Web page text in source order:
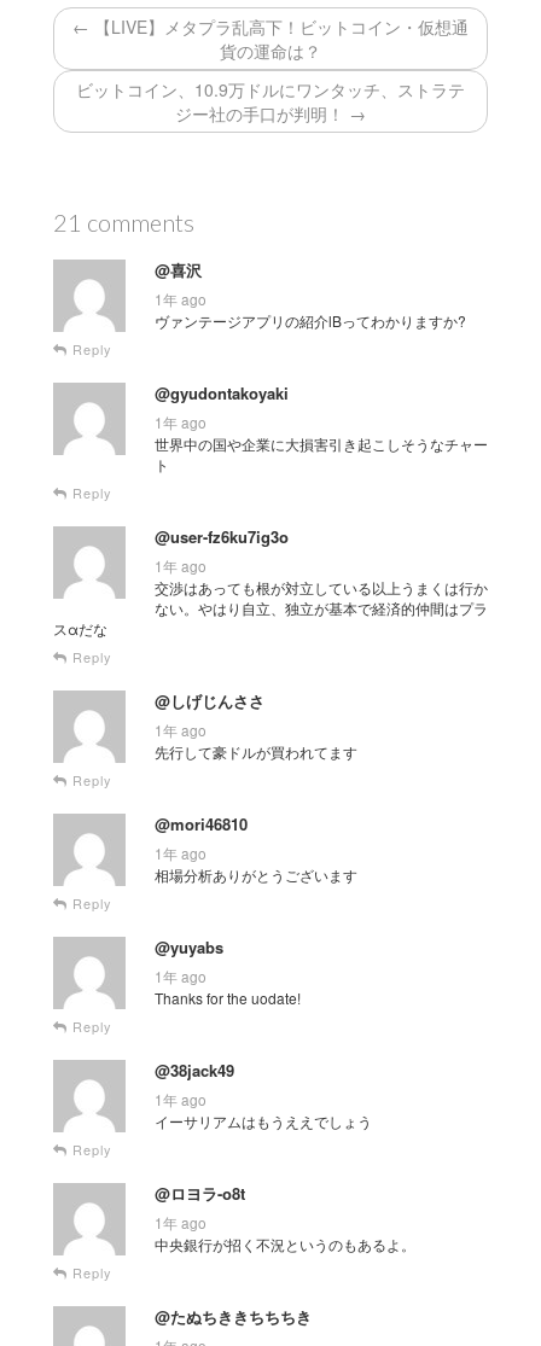
← 【LIVE】メタプラ乱高下！ビットコイン・仮想通
貨の運命は？
ビットコイン、10.9万ドルにワンタッチ、ストラテ
ジー社の手口が判明！ →
21 comments
@喜沢
1年 ago
ヴァンテージアプリの紹介lBってわかりますか?
Reply
@gyudontakoyaki
1年 ago
世界中の国や企業に大損害引き起こしそうなチャー
ト
Reply
@user-fz6ku7ig3o
1年 ago
交渉はあっても根が対立している以上うまくは行か
ない。やはり自立、独立が基本で経済的仲間はプラ
スαだな
Reply
@しげじんささ
1年 ago
先行して豪ドルが買われてます
Reply
@mori46810
1年 ago
相場分析ありがとうございます
Reply
@yuyabs
1年 ago
Thanks for the uodate!
Reply
@38jack49
1年 ago
イーサリアムはもうええでしょう
Reply
@ロヨラ-o8t
1年 ago
中央銀行が招く不況というのもあるよ。
Reply
@たぬちききちちちき